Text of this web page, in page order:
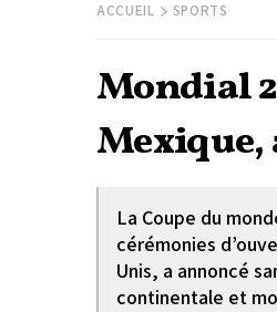
ACCUEIL SPORTS
Mondial
Mexique,
La Coupe du
cérémonies
Unis, a annoncé
continentale et